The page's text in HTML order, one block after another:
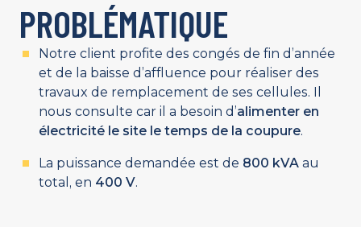
PROBLÉMATIQUE
Notre client profite des congés de fin d’année
et de la baisse d’affluence pour réaliser des
travaux de remplacement de ses cellules. Il
nous consulte car il a besoin d’alimenter en
électricité le site le temps de la coupure.
La puissance demandée est de 800 kVA au
total, en 400 V.